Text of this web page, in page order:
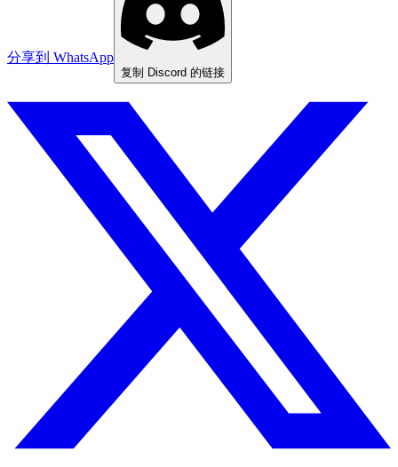
分享到 WhatsApp
复制 Discord 的链接